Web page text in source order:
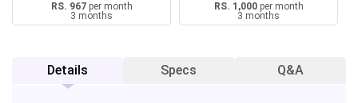
RS. 967per month
3 months
RS. 1,000per month
3 months
Details Specs Q&A